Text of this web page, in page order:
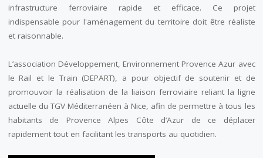
infrastructure ferroviaire rapide et efficace. Ce projet
indispensable pour l'aménagement du territoire doit être réaliste
et raisonnable.
L’association Développement, Environnement Provence Azur avec
le Rail et le Train (DEPART), a pour objectif de soutenir et de
promouvoir la réalisation de la liaison ferroviaire reliant la ligne
actuelle du TGV Méditerranéen à Nice, afin de permettre à tous les
habitants de Provence Alpes Côte d’Azur de ce déplacer
rapidement tout en facilitant les transports au quotidien.